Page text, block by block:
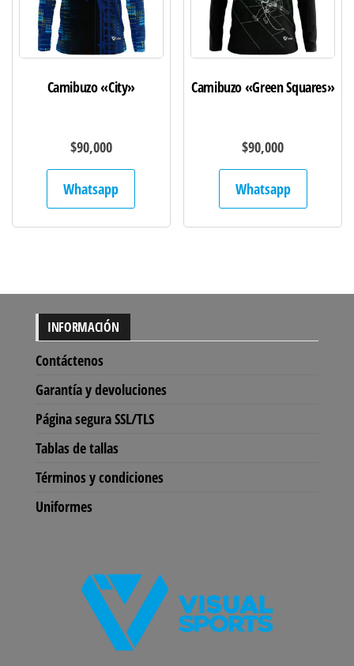
Camibuzo «City»
$90,000
Whatsapp
Camibuzo «Green Squares»
$90,000
Whatsapp
INFORMACIÓN
Contáctenos
Garantía y devoluciones
Página segura SSL/TLS
Tablas de tallas
Términos y condiciones
Uniformes